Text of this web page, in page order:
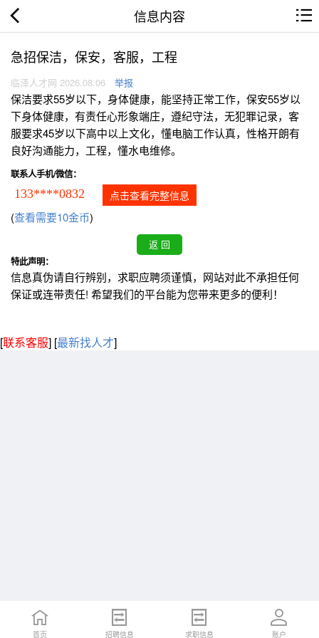
信息内容
急招保洁，保安，客服，工程
临泽人才网 2026.08.06 举报
保洁要求55岁以下，身体健康，能坚持正常工作，保安55岁以
下身体健康，有责任心形象端庄，遵纪守法，无犯罪记录，客
服要求45岁以下高中以上文化，懂电脑工作认真，性格开朗有
良好沟通能力，工程，懂水电维修。
联系人手机/微信：
133****0832 点击查看完整信息
(查看需要10金币)
特此声明：
信息真伪请自行辨别，求职应聘须谨慎，网站对此不承担任何
保证或连带责任! 希望我们的平台能为您带来更多的便利！
[联系客服] [最新找人才]
首页 招聘信息 求职信息 账户